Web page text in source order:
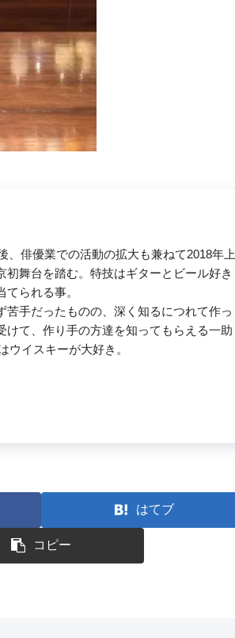
、俳優業での活動の拡大も兼ねて2018年上
舞台を踏む。特技はギターとビール好き
られる事。
手だったものの、深く知るにつれて作っ
て、作り手の方達を知ってもらえる一助
ウイスキーが大好き。
はてブ
コピー